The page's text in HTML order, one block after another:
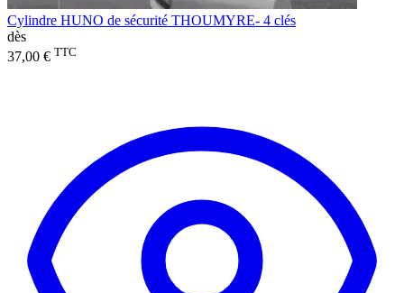
Cylindre HUNO de sécurité THOUMYRE- 4 clés
dès
37,00 € TTC